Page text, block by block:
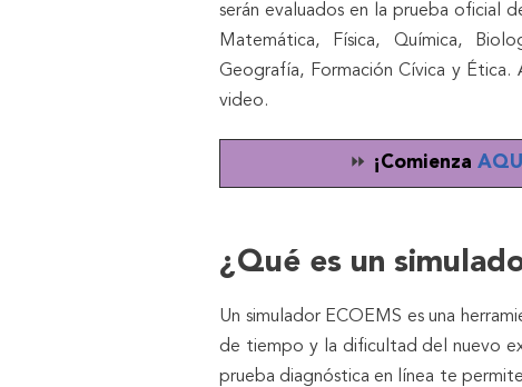
serán evaluados en la prueba oficial
Matemática, Física, Química,
Geografía, Formación Cívica y Ética.
video.
⏩ ¡Comienza AQUÍ
¿Qué es un
Un simulador ECOEMS es una
de tiempo y la dificultad del nuevo
prueba diagnóstica en línea te